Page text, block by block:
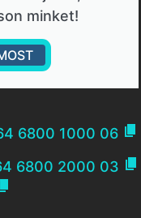
minket!
6800 1000 06 
6800 2000 03 